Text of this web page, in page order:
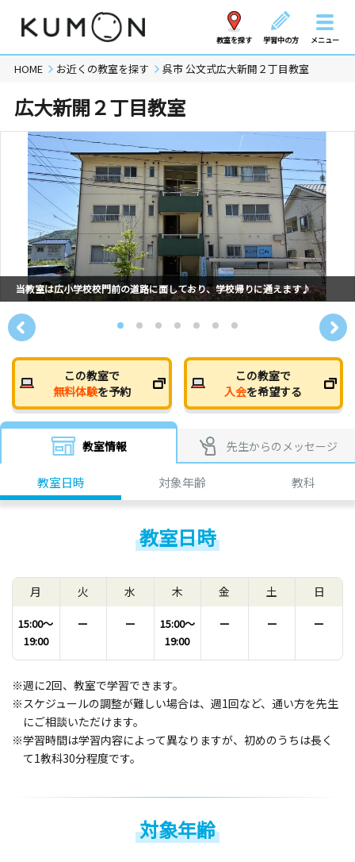
教室を探す 学習中の方 メニュー
HOME お近くの教室を探す 呉市 公文式広大新開２丁目教室
広大新開２丁目教室
当教室は広小学校校門前の道路に面しており、学校帰りに通えます♪
この教室で
無料体験を予約
この教室で
入会を希望する
教室情報 先生からのメッセージ
教室日時 対象年齢 教科
教室日時
月
15:00〜
19:00
火
ー
水
ー
木
15:00〜
19:00
金
ー
土
ー
日
ー
※週に2回、教室で学習できます。
※スケジュールの調整が難しい場合は、週1回など、通い方を先生
にご相談いただけます。
※学習時間は学習内容によって異なりますが、初めのうちは長く
て1教科30分程度です。
対象年齢